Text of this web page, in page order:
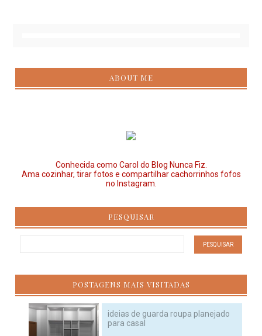
ABOUT ME
Conhecida como Carol do Blog Nunca Fiz.
Ama cozinhar, tirar fotos e compartilhar cachorrinhos fofos
no Instagram.
PESQUISAR
POSTAGENS MAIS VISITADAS
ideias de guarda roupa planejado
para casal